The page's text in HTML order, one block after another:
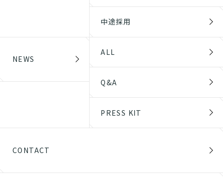
中途採用
NEWS
ALL
Q&A
PRESS KIT
CONTACT